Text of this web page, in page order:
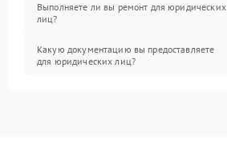
Выполняете ли вы ремонт для юридических
лиц?
Какую документацию вы предоставляете
для юридических лиц?